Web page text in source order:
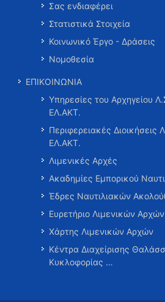
Σας ενδιαφέρει
Στατιστικά Στοιχεία
Κοινωνικό Έργο - Δράσεις
Νομοθεσία
ΕΠΙΚΟΙΝΩΝΙΑ
Υπηρεσίες του Αρχηγείου
ΕΛ.ΑΚΤ.
Περιφερειακές Διοικήσεις
ΕΛ.ΑΚΤ.
Λιμενικές Αρχές
Ακαδημίες Εμπορικού
Έδρες Ναυτιλιακών
Ευρετήριο Λιμενικών Αρχών
Χάρτης Λιμενικών Αρχών
Κέντρα Διαχείρισης
Κυκλοφορίας …